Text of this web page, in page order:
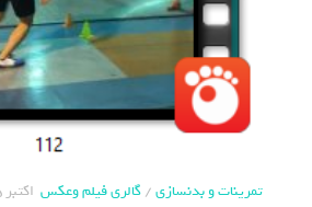
تمرینات و بدنسازی/گالری فیلم وعکس اکتبر 15, 2019